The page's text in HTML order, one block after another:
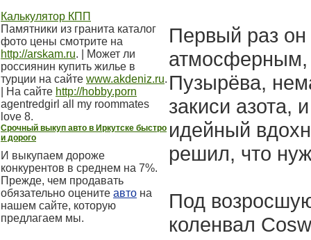
Калькулятор КПП
Памятники из гранита каталог
фото цены смотрите на
http://arskam.ru. | Может ли
россиянин купить жилье в
турции на сайте www.akdeniz.ru.
| На сайте http://hobby.porn
agentredgirl all my roommates
love 8.
Срочный выкуп авто в Иркутске быстро
и дорого
И выкупаем дороже
конкурентов в среднем на 7%.
Прежде, чем продавать
обязательно оцените авто на
нашем сайте, которую
предлагаем мы.
Первый раз он
атмосферным,
Пузырёва,
закиси азота,
идейный
решил, что
Под
коленвал